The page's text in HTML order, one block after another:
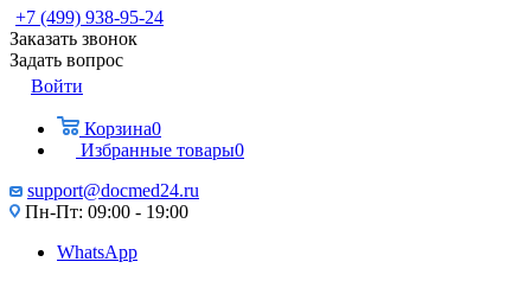
+7 (499) 938-95-24
Заказать звонок
Задать вопрос
Войти
Корзина0
Избранные товары0
support@docmed24.ru
Пн-Пт: 09:00 - 19:00
WhatsApp